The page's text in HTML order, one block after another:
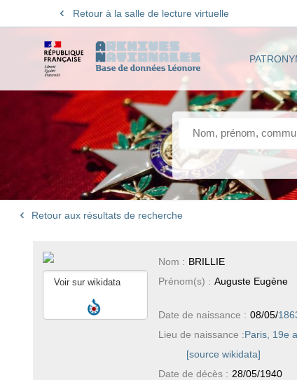
Retour à la salle de lecture virtuelle
Retour aux résultats de recherche
Voir sur wikidata
Nom : BRILLIE
Prénom(s) : Auguste Eugène
Date de naissance : 08/05/
Lieu de naissance :Paris, 19e
[source wikidata]
Date de décès : 28/05/1940